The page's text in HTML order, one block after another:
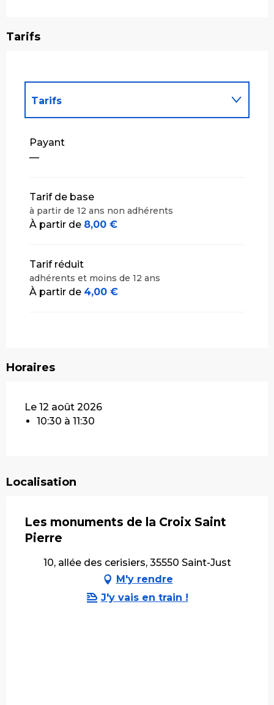
Tarifs
Tarifs
Tarifs 2027
Payant
—
Tarif de base
à partir de 12 ans non adhérents
À partir de 8,00 €
Tarif réduit
adhérents et moins de 12 ans
À partir de 4,00 €
Horaires
Le 12 août 2026
10:30 à 11:30
Localisation
Les monuments de la Croix Saint
Pierre
10, allée des cerisiers, 35550 Saint-Just
M'y rendre
J'y vais en train !